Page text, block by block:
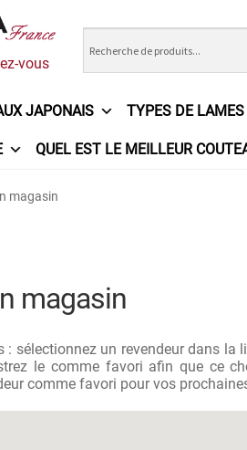
vous
JAPONAIS TYPES DE LAMES
QUEL EST LE MEILLEUR
Commande
Trouver mon magasin
magasin
magasin
: sélectionnez un revendeur dans
le comme favori afin que ce
comme favori pour vos